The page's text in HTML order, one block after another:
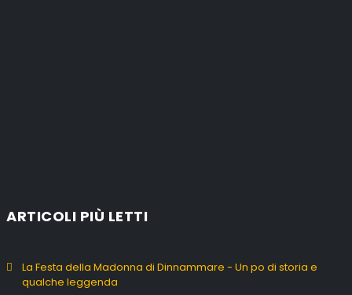
ARTICOLI PIÙ LETTI
La Festa della Madonna di Dinnammare - Un po di storia e
qualche leggenda